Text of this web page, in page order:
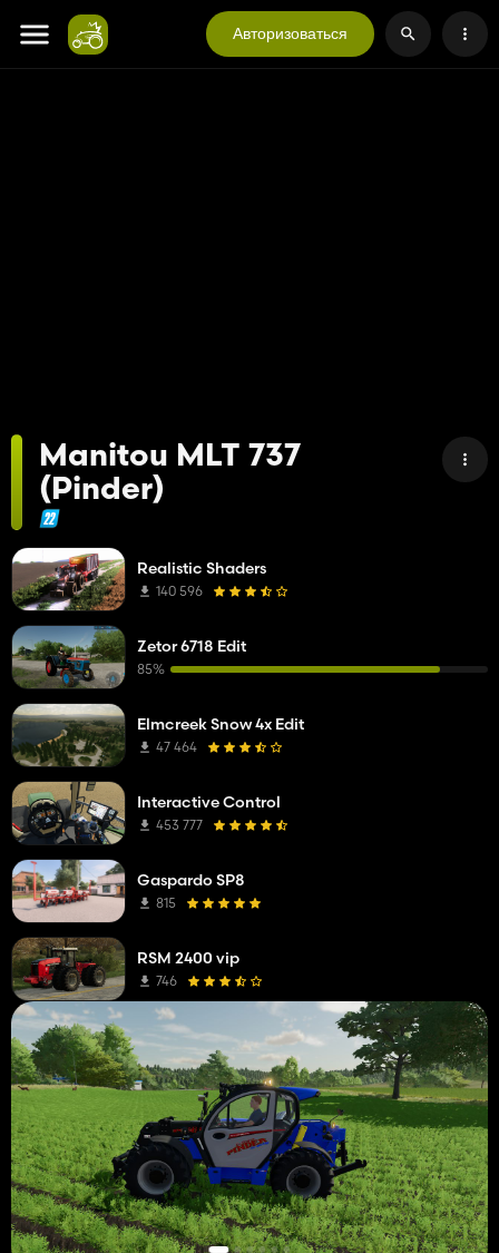
Авторизоваться
Manitou MLT 737
(Pinder)
Realistic Shaders
140 596
Zetor 6718 Edit
85%
Elmcreek Snow 4x Edit
47 464
Interactive Control
453 777
Gaspardo SP8
815
RSM 2400 vip
746